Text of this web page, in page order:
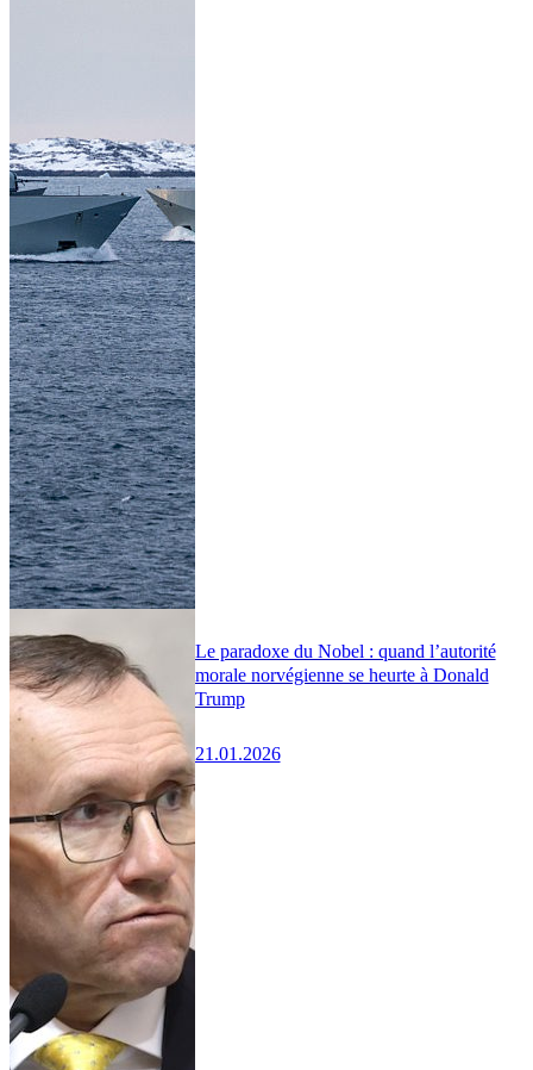
Le paradoxe du Nobel : quand l’autorité
morale norvégienne se heurte à Donald
Trump
21.01.2026